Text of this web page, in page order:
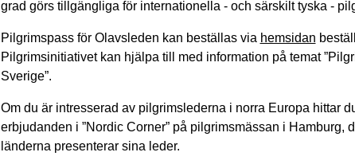
grad görs tillgängliga för internationella - och särskilt tyska -
Pilgrimspass för Olavsleden kan beställas via hemsidan
Pilgrimsinitiativet kan hjälpa till med information på temat
Sverige”.
Om du är intresserad av pilgrimslederna i norra Europa hittar
erbjudanden i ”Nordic Corner” på pilgrimsmässan i Hamburg,
länderna presenterar sina leder.